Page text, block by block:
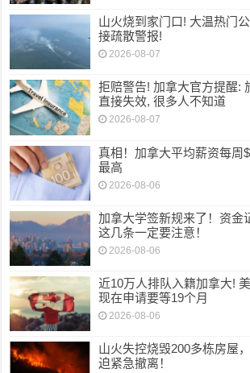
山火烧到家门口! 大温热门
接疏散警报!
2026-08-07
拒赔警告! 加拿大官方提醒:
直接失效, 很多人不知道
2026-08-07
真相！加拿大平均薪资每周
最高
2026-08-06
加拿大学签新规来了！资金
这几条一定要注意！
2026-08-06
近10万人排队入籍加拿大!
现在申请要等19个月
2026-08-06
山火失控烧毁200多栋房屋
迫紧急撤离！